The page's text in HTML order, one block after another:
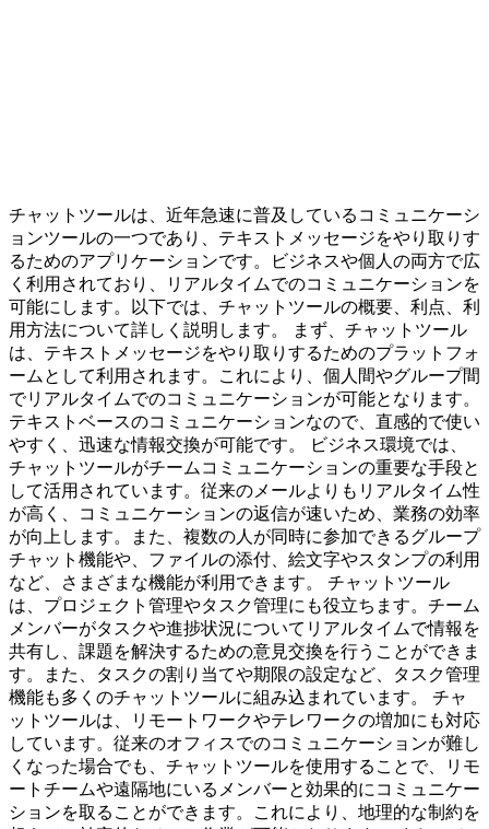
チャットツールは、近年急速に普及しているコミュニケーシ
ョンツールの一つであり、テキストメッセージをやり取りす
るためのアプリケーションです。ビジネスや個人の両方で広
く利用されており、リアルタイムでのコミュニケーションを
可能にします。以下では、チャットツールの概要、利点、利
用方法について詳しく説明します。 まず、チャットツール
は、テキストメッセージをやり取りするためのプラットフォ
ームとして利用されます。これにより、個人間やグループ間
でリアルタイムでのコミュニケーションが可能となります。
テキストベースのコミュニケーションなので、直感的で使い
やすく、迅速な情報交換が可能です。 ビジネス環境では、
チャットツールがチームコミュニケーションの重要な手段と
して活用されています。従来のメールよりもリアルタイム性
が高く、コミュニケーションの返信が速いため、業務の効率
が向上します。また、複数の人が同時に参加できるグループ
チャット機能や、ファイルの添付、絵文字やスタンプの利用
など、さまざまな機能が利用できます。 チャットツール
は、プロジェクト管理やタスク管理にも役立ちます。チーム
メンバーがタスクや進捗状況についてリアルタイムで情報を
共有し、課題を解決するための意見交換を行うことができま
す。また、タスクの割り当てや期限の設定など、タスク管理
機能も多くのチャットツールに組み込まれています。 チャ
ットツールは、リモートワークやテレワークの増加にも対応
しています。従来のオフィスでのコミュニケーションが難し
くなった場合でも、チャットツールを使用することで、リモ
ートチームや遠隔地にいるメンバーと効果的にコミュニケー
ションを取ることができます。これにより、地理的な制約を